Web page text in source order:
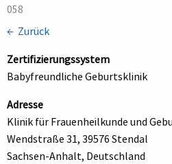
058
← Zurück
Zertifizierungssystem
Babyfreundliche Geburtsklinik
Adresse
Klinik für Frauenheilkunde und
Wendstraße 31, 39576 Stendal
Sachsen-Anhalt, Deutschland